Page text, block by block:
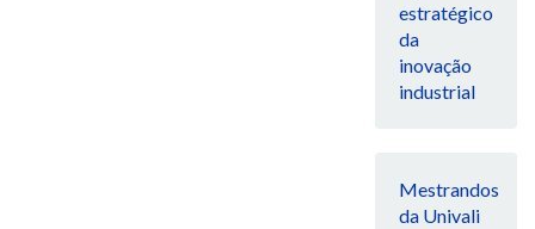
estratégico
da
inovação
industrial
Mestrandos
da Univali